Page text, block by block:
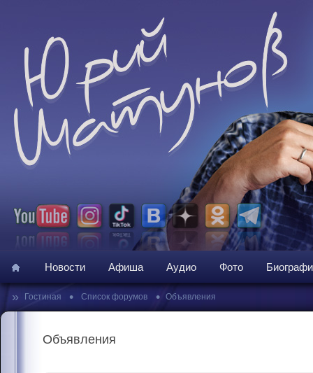
Новости Афиша Аудио Фото
» Гостиная • Список форумов • Объявления
Объявления